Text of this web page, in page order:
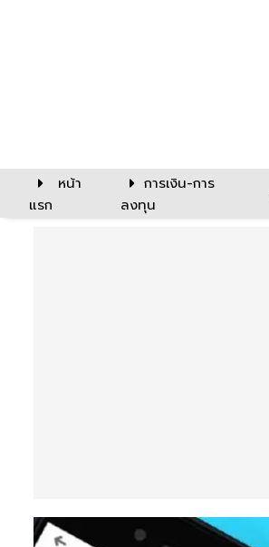
หน้า
แรก
การเงิน-การ
ลงทุน